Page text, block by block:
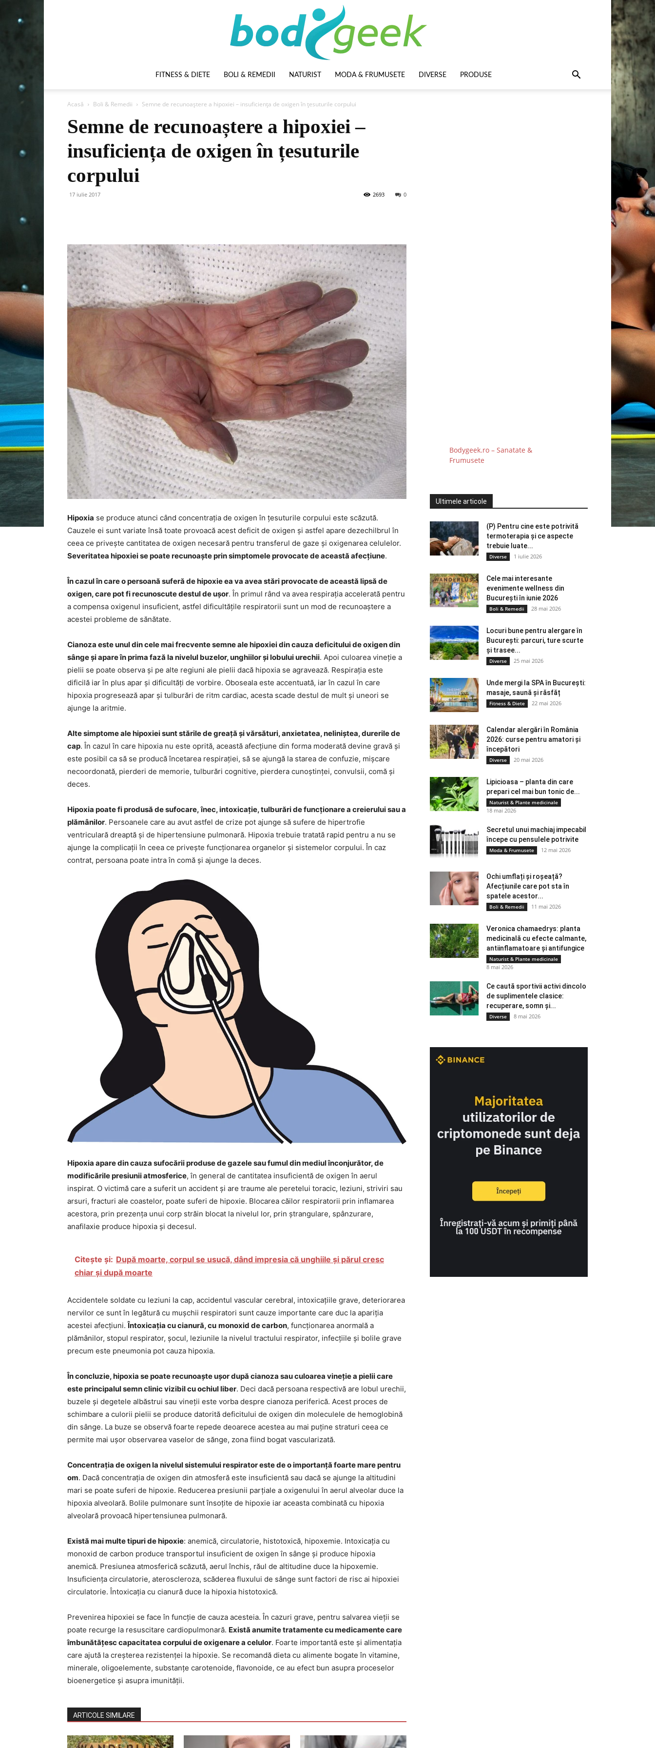
FITNESS & DIETE BOLI & REMEDII NATURIST MODA & FRUMUSETE DIVERSE PRODUSE
Acasă Boli & Remedii Semne de recunoaștere a hipoxiei – insuficiența de oxigen în țesuturile corpului
Semne de recunoaștere a hipoxiei –
insuficiența de oxigen în țesuturile
corpului
17 iulie 2017 0
2693
Hipoxia se produce atunci când concentrația de oxigen în țesuturile corpului este scăzută.
Cauzele ei sunt variate însă toate provoacă acest deficit de oxigen și astfel apare dezechilbrul în
ceea ce privește cantitatea de oxigen necesară pentru transferul de gaze și oxigenarea celulelor.
Severitatea hipoxiei se poate recunoaște prin simptomele provocate de această afecțiune.
În cazul în care o persoană suferă de hipoxie ea va avea stări provocate de această lipsă de
oxigen, care pot fi recunoscute destul de ușor. În primul rând va avea respirația accelerată pentru
a compensa oxigenul insuficient, astfel dificultățile respiratorii sunt un mod de recunoaștere a
acestei probleme de sănătate.
Cianoza este unul din cele mai frecvente semne ale hipoxiei din cauza deficitului de oxigen din
sânge și apare în prima fază la nivelul buzelor, unghiilor și lobului urechii. Apoi culoarea vineție a
pielii se poate observa și pe alte regiuni ale pielii dacă hipoxia se agravează. Respirația este
dificilă iar în plus apar și dificultăți de vorbire. Oboseala este accentuată, iar în cazul în care
hipoxia progresează apar și tulburări de ritm cardiac, acesta scade destul de mult și uneori se
ajunge la aritmie.
Alte simptome ale hipoxiei sunt stările de greață și vărsături, anxietatea, neliniștea, durerile de
cap. În cazul în care hipoxia nu este oprită, această afecțiune din forma moderată devine gravă și
este posibil ca să se producă încetarea respirației, să se ajungă la starea de confuzie, mișcare
necoordonată, pierderi de memorie, tulburări cognitive, pierdera cunoștinței, convulsii, comă și
deces.
Hipoxia poate fi produsă de sufocare, înec, intoxicație, tulburări de funcționare a creierului sau a
plămânilor. Persoanele care au avut astfel de crize pot ajunge să sufere de hipertrofie
ventriculară dreaptă și de hipertensiune pulmonară. Hipoxia trebuie tratată rapid pentru a nu se
ajunge la complicații în ceea ce privește funcționarea organelor și sistemelor corpului. În caz
contrat, persoana poate intra în comă și ajunge la deces.
Hipoxia apare din cauza sufocării produse de gazele sau fumul din mediul înconjurător, de
modificările presiunii atmosferice, în general de cantitatea insuficientă de oxigen în aerul
inspirat. O victimă care a suferit un accident și are traume ale peretelui toracic, leziuni, striviri sau
arsuri, fracturi ale coastelor, poate suferi de hipoxie. Blocarea căilor respiratorii prin inflamarea
acestora, prin prezența unui corp străin blocat la nivelul lor, prin ștrangulare, spânzurare,
anafilaxie produce hipoxia și decesul.
Citește și: După moarte, corpul se usucă, dând impresia că unghiile și părul cresc
chiar și după moarte
Accidentele soldate cu leziuni la cap, accidentul vascular cerebral, intoxicațiile grave, deteriorarea
nervilor ce sunt în legătură cu mușchii respiratori sunt cauze importante care duc la apariția
acestei afecțiuni.Întoxicația cu cianură, cu monoxid de carbon, funcționarea anormală a
plămânilor, stopul respirator, șocul, leziunile la nivelul tractului respirator, infecțiile și bolile grave
precum este pneumonia pot cauza hipoxia.
În concluzie, hipoxia se poate recunoaște ușor după cianoza sau culoarea vineție a pielii care
este principalul semn clinic vizibil cu ochiul liber. Deci dacă persoana respectivă are lobul urechii,
buzele și degetele albăstrui sau vineții este vorba despre cianoza periferică. Acest proces de
schimbare a culorii pielii se produce datorită deficitului de oxigen din moleculele de hemoglobină
din sânge. La buze se observă foarte repede deoarece acestea au mai puține straturi ceea ce
permite mai ușor observarea vaselor de sănge, zona fiind bogat vascularizată.
Concentrația de oxigen la nivelul sistemului respirator este de o importanță foarte mare pentru
om. Dacă concentrația de oxigen din atmosferă este insuficientă sau dacă se ajunge la altitudini
mari se poate suferi de hipoxie. Reducerea presiunii parțiale a oxigenului în aerul alveolar duce la
hipoxia alveolară. Bolile pulmonare sunt însoțite de hipoxie iar aceasta combinată cu hipoxia
alveolară provoacă hipertensiunea pulmonară.
Există mai multe tipuri de hipoxie: anemică, circulatorie, histotoxică, hipoxemie. Intoxicația cu
monoxid de carbon produce transportul insuficient de oxigen în sânge și produce hipoxia
anemică. Presiunea atmosferică scăzută, aerul închis, răul de altitudine duce la hipoxemie.
Insuficiența circulatorie, ateroscleroza, scăderea fluxului de sânge sunt factori de risc ai hipoxiei
circulatorie. Întoxicația cu cianură duce la hipoxia histotoxică.
Prevenirea hipoxiei se face în funcție de cauza acesteia. În cazuri grave, pentru salvarea vieții se
poate recurge la resuscitare cardiopulmonară. Există anumite tratamente cu medicamente care
îmbunătățesc capacitatea corpului de oxigenare a celulor. Foarte importantă este și alimentația
care ajută la creșterea rezistenței la hipoxie. Se recomandă dieta cu alimente bogate în vitamine,
minerale, oligoelemente, substanțe carotenoide, flavonoide, ce au efect bun asupra proceselor
bioenergetice și asupra imunității.
ARTICOLE SIMILARE
Bodygeek.ro – Sanatate &
Frumusete
Ultimele articole
(P) Pentru cine este potrivită
termoterapia și ce aspecte
trebuie luate...
Diverse 1 iulie 2026
Cele mai interesante
evenimente wellness din
București în iunie 2026
Boli & Remedii 28 mai 2026
Locuri bune pentru alergare în
București: parcuri, ture scurte
și trasee...
Diverse 25 mai 2026
Unde mergi la SPA în București:
masaje, saună și răsfăț
Fitness & Diete 22 mai 2026
Calendar alergări în România
2026: curse pentru amatori și
începători
Diverse 20 mai 2026
Lipicioasa – planta din care
prepari cel mai bun tonic de...
Naturist & Plante medicinale
18 mai 2026
Secretul unui machiaj impecabil
începe cu pensulele potrivite
Moda & Frumusete 12 mai 2026
Ochi umflați și roșeață?
Afecțiunile care pot sta în
spatele acestor...
Boli & Remedii 11 mai 2026
Veronica chamaedrys: planta
medicinală cu efecte calmante,
antiinflamatoare și antifungice
Naturist & Plante medicinale
8 mai 2026
Ce caută sportivii activi dincolo
de suplimentele clasice:
recuperare, somn și...
Diverse 8 mai 2026